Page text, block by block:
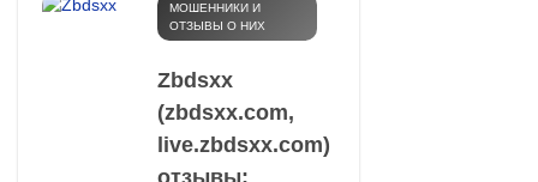
МОШЕННИКИ И
ОТЗЫВЫ О НИХ
Zbdsxx
(zbdsxx.com,
live.zbdsxx.com)